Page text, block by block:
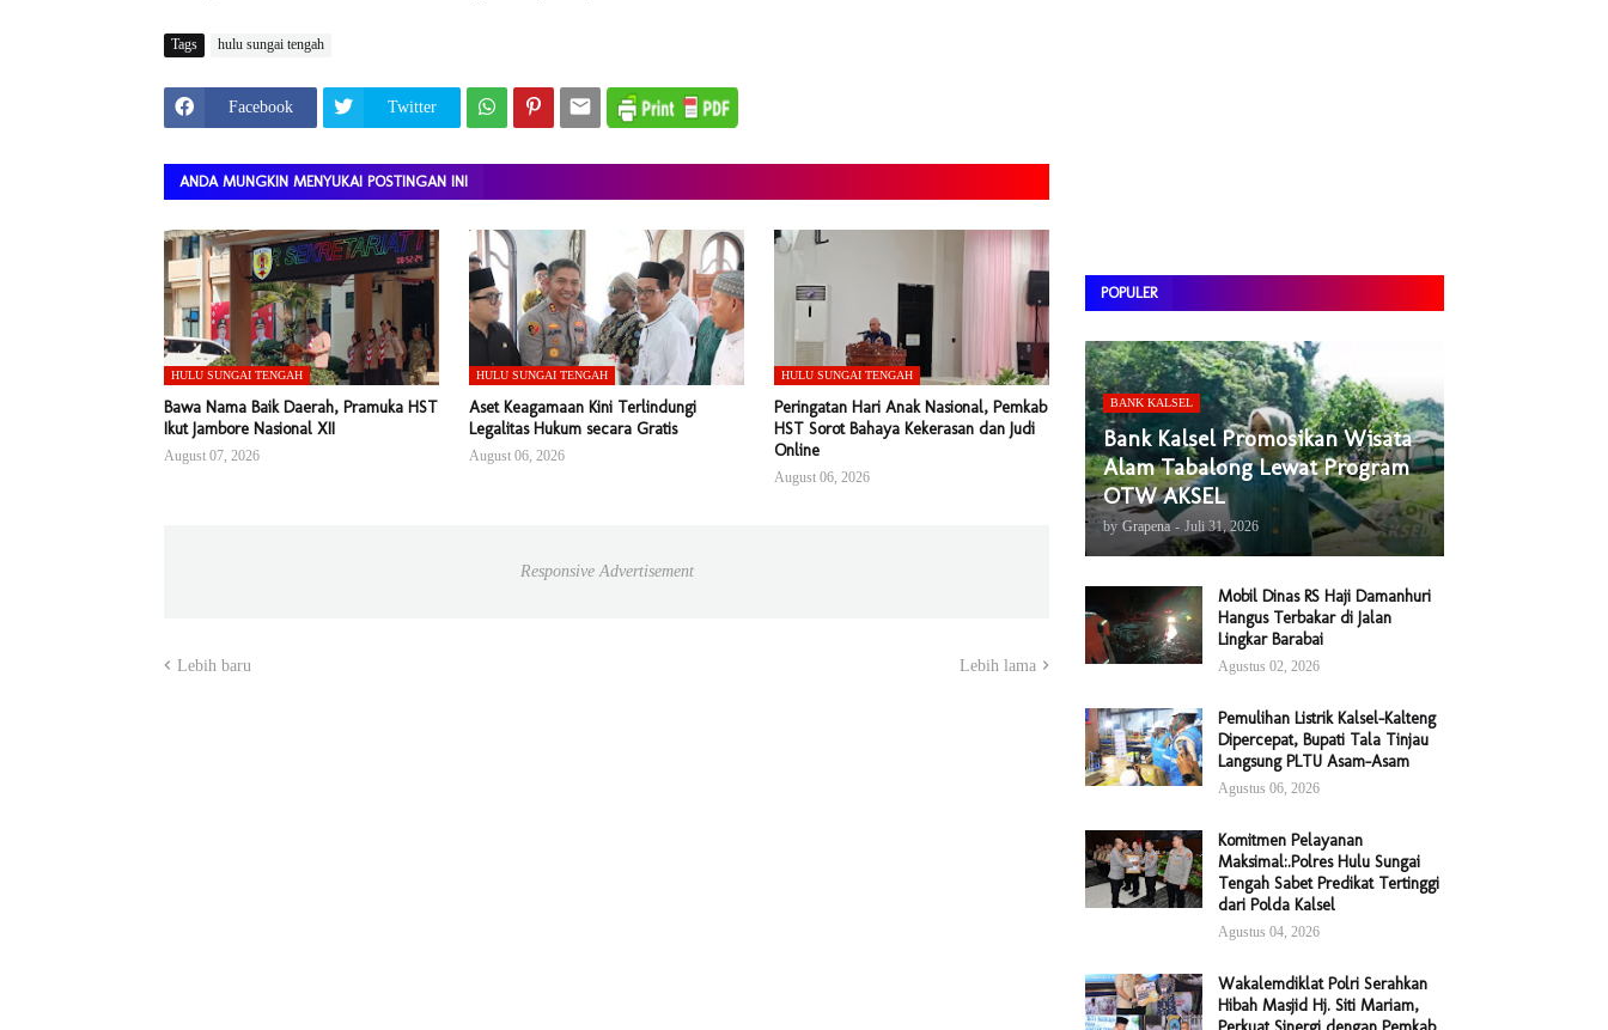
Tags hulu sungai tengah
Facebook Twitter
ANDA MUNGKIN MENYUKAI POSTINGAN INI
HULU SUNGAI TENGAH
Bawa Nama Baik Daerah, Pramuka HST
Ikut Jambore Nasional XII
August 07, 2026
HULU SUNGAI TENGAH
Aset Keagamaan Kini Terlindungi
Legalitas Hukum secara Gratis
August 06, 2026
HULU SUNGAI TENGAH
Peringatan Hari Anak Nasional, Pemkab
HST Sorot Bahaya Kekerasan dan Judi
Online
August 06, 2026
Responsive Advertisement
Lebih baru Lebih lama
POPULER
BANK KALSEL
Bank Kalsel Promosikan Wisata
Alam Tabalong Lewat Program
OTW AKSEL
by Grapena - Juli 31, 2026
Mobil Dinas RS Haji Damanhuri
Hangus Terbakar di Jalan
Lingkar Barabai
Agustus 02, 2026
Pemulihan Listrik Kalsel-Kalteng
Dipercepat, Bupati Tala Tinjau
Langsung PLTU Asam-Asam
Agustus 06, 2026
Komitmen Pelayanan
Maksimal:.Polres Hulu Sungai
Tengah Sabet Predikat Tertinggi
dari Polda Kalsel
Agustus 04, 2026
Wakalemdiklat Polri Serahkan
Hibah Masjid Hj. Siti Mariam,